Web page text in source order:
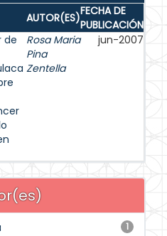
AUTOR(ES)FECHA DE
PUBLICACIÓN
de
Rosa Maria
Pina
Zentella
jun-2007
1